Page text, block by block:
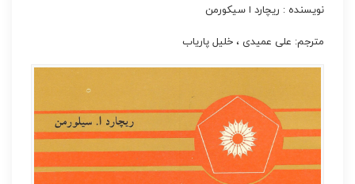
نویسنده : ریچارد ا سیکورمن
مترجم: علی عمیدی ، خلیل پاریاب